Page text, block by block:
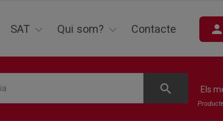
SAT Qui som? Contacte person
search Els